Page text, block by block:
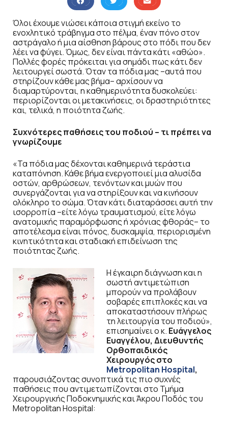
Όλοι έχουμε νιώσει κάποια στιγμή εκείνο το
ενοχλητικό τράβηγμα στο πέλμα, έναν πόνο στον
αστράγαλο ή μια αίσθηση βάρους στο πόδι που δεν
λέει να φύγει. Όμως, δεν είναι πάντα κάτι «αθώο».
Πολλές φορές πρόκειται για σημάδι πως κάτι δεν
λειτουργεί σωστά. Όταν τα πόδια μας –αυτά που
στηρίζουν κάθε μας βήμα– αρχίσουν να
διαμαρτύρονται, η καθημερινότητα δυσκολεύει:
περιορίζονται οι μετακινήσεις, οι δραστηριότητες
και, τελικά, η ποιότητα ζωής.
Συχνότερες παθήσεις του ποδιού – τι πρέπει να
γνωρίζουμε
«Τα πόδια μας δέχονται καθημερινά τεράστια
καταπόνηση. Κάθε βήμα ενεργοποιεί μια αλυσίδα
οστών, αρθρώσεων, τενόντων και μυών που
συνεργάζονται για να στηρίξουν και να κινήσουν
ολόκληρο το σώμα. Όταν κάτι διαταράσσει αυτή την
ισορροπία –είτε λόγω τραυματισμού, είτε λόγω
ανατομικής παραμόρφωσης ή χρόνιας φθοράς– το
αποτέλεσμα είναι πόνος, δυσκαμψία, περιορισμένη
κινητικότητα και σταδιακή επιδείνωση της
ποιότητας ζωής.
Η έγκαιρη διάγνωση και η
σωστή αντιμετώπιση
μπορούν να προλάβουν
σοβαρές επιπλοκές και να
αποκαταστήσουν πλήρως
τη λειτουργία του ποδιού»,
επισημαίνει ο κ. Ευάγγελος
Ευαγγέλου, Διευθυντής
Ορθοπαιδικός
Χειρουργός στο
Metropolitan Hospital,
παρουσιάζοντας συνοπτικά τις πιο συχνές
παθήσεις που αντιμετωπίζονται στο Τμήμα
Χειρουργικής Ποδοκνημικής και Άκρου Ποδός του
Metropolitan Hospital: